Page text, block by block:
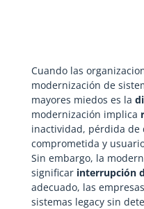
Cuando las
modernización de
mayores miedos es la
modernización implica
inactividad, pérdida de
comprometida y
Sin embargo, la
significar interrupción
adecuado, las
sistemas legacy sin